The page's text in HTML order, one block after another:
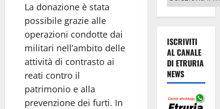
La donazione è stata
possibile grazie alle
operazioni condotte dai
militari nell’ambito delle
attività di contrasto ai
reati contro il
patrimonio e alla
prevenzione dei furti. In
ISCRIVITI
AL CANALE
DI ETRURIA
NEWS